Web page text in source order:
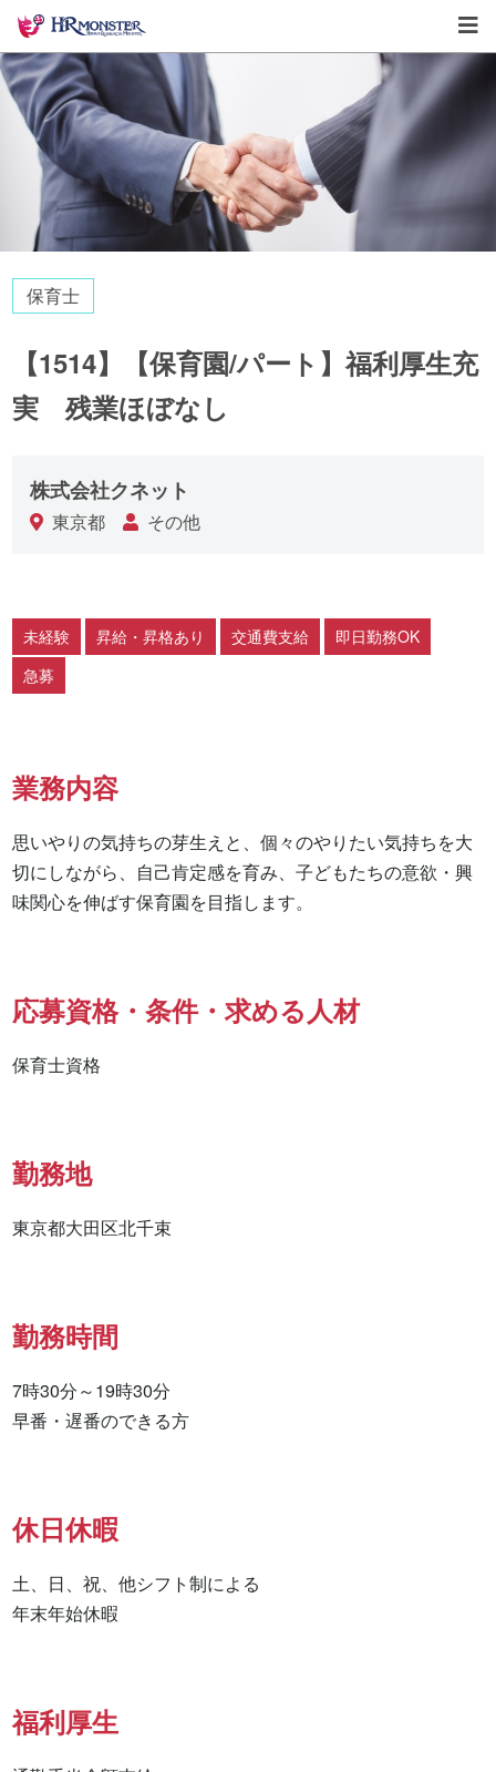
保育士
【1514】【保育園/パート】福利厚生充
実 残業ほぼなし
株式会社クネット
東京都 その他
未経験 昇給・昇格あり 交通費支給
即日勤務OK
急募
業務内容
思いやりの気持ちの芽生えと、個々のやりたい気持ちを大
切にしながら、自己肯定感を育み、子どもたちの意欲・興
味関心を伸ばす保育園を目指します。
応募資格・条件・求める人材
保育士資格
勤務地
東京都大田区北千束
勤務時間
7時30分～19時30分
早番・遅番のできる方
休日休暇
土、日、祝、他シフト制による
年末年始休暇
福利厚生